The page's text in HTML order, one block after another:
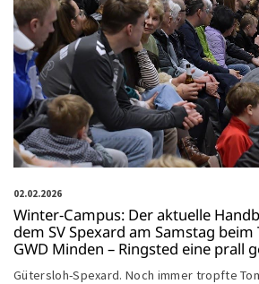
02.02.2026
Winter-Campus: Der aktuelle
dem SV Spexard am Samstag
GWD Minden – Ringsted eine prall
Gütersloh-Spexard. Noch immer tropfte